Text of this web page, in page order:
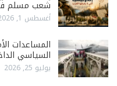
شعب مسلم
أغسطس 1, 2026
المساعدات
السياسي
يوليو 25, 2026